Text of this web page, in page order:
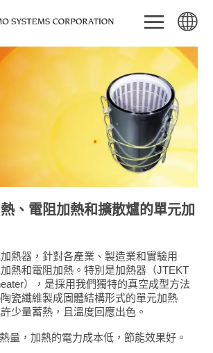
、電阻加熱和擴散爐的單元加
熱器，針對各產業、製造業和實驗用
熱和電阻加熱。特別是加熱器（JTEKT
），是採用我們獨特的真空成型方法
瓷纖維製成固體結構形式的單元加熱
少量蓄熱，且溫度回應出色。
量，加熱的電力成本低，節能效果好。